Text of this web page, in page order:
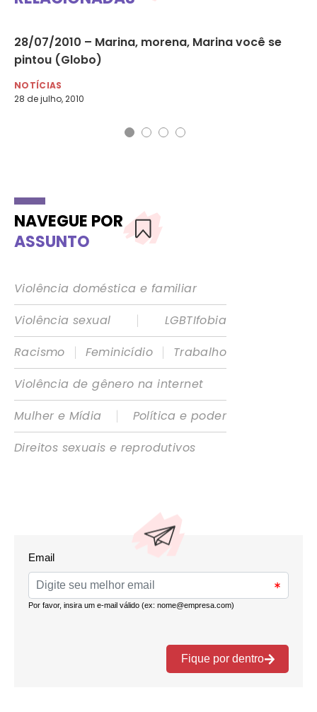
28/07/2010 – Marina, morena, Marina você se
pintou (Globo)
NOTÍCIAS
28 de julho, 2010
NAVEGUE POR
ASSUNTO
Violência doméstica e familiar
Violência sexual
|
LGBTIfobia
Racismo
| Feminicídio |
Trabalho
Violência de gênero na internet
Mulher e Mídia
|
Política e poder
Direitos sexuais e reprodutivos